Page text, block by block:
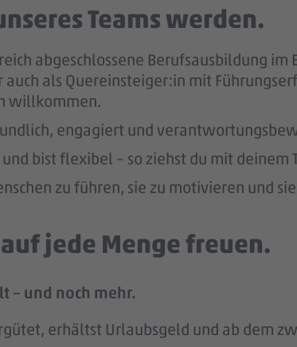
Teams werden.
abgeschlossene Berufsausbildung
auch als Quereinsteiger:in mit
willkommen.
engagiert und
bist flexibel – so ziehst du mit deinem
zu führen, sie zu motivieren und
jede Menge freuen.
– und noch mehr.
erhältst Urlaubsgeld und ab dem